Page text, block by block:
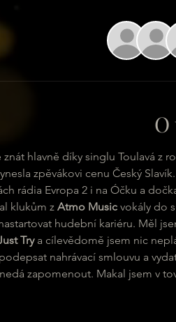
znát hlavně díky singlu Toulavá z
zpěvákovi cenu Český
rádia Evropa 2 i na Óčku a
klukům z Atmo Music vokály do
hudební kariéru. Měl
Try a cílevědomě jsem nic
nahrávací smlouvu a
zapomenout. Makal jsem v